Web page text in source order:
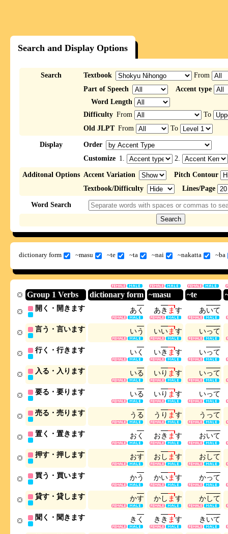
Search and Display Options
Search Textbook
From
Part of Speech
Accent type
Word Length
Difficulty From
To
Old JLPT From To
Display
Order
Customize 1. 2.
Additonal Options Accent Variation
Pitch Contour
Textbook/Difficulty
Lines/Page
Word Search
dictionary form ~masu ~te ~ta ~nai ~nakatta ~ba
Group 1 Verbs dictionary form ~masu ~te
開く・開きます あ く あき ます あいて
言う・言います いう いいます いって
行く・行きます いく いき ます いって
入る・入ります いる いり ます いって
要る・要ります いる いり ます いって
売る・売ります う る う り ます う って
置く・置きます お く おき ます おいて
押す・押します おす お し ます お して
買う・買います かう かいます かって
貸す・貸します かす かし ます かして
聞く・聞きます き く き き ます き いて